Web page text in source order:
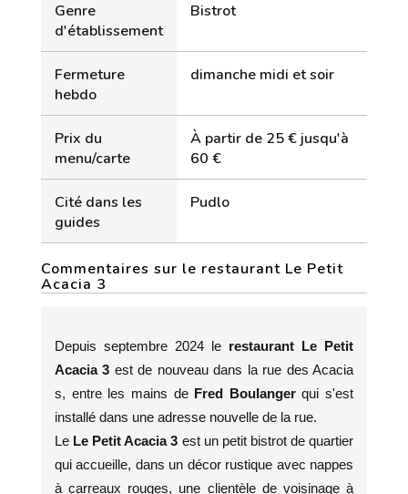
Genre
d'établissement
Bistrot
Fermeture
hebdo
dimanche midi et soir
Prix du
menu/carte
À partir de 25 € jusqu'à
60 €
Cité dans les
guides
Pudlo
Commentaires sur le restaurant Le Petit
Acacia 3
Depuis septembre 2024 le restaurant Le Petit
Acacia 3 est de nouveau dans la rue des Acacia
s, entre les mains de Fred Boulangerqui s'est
installé dans une adresse nouvelle de la rue.
Le Le Petit Acacia 3 est un petit bistrot de quartier
qui accueille, dans un décor rustique avec nappes
à carreaux rouges, une clientèle de voisinage à